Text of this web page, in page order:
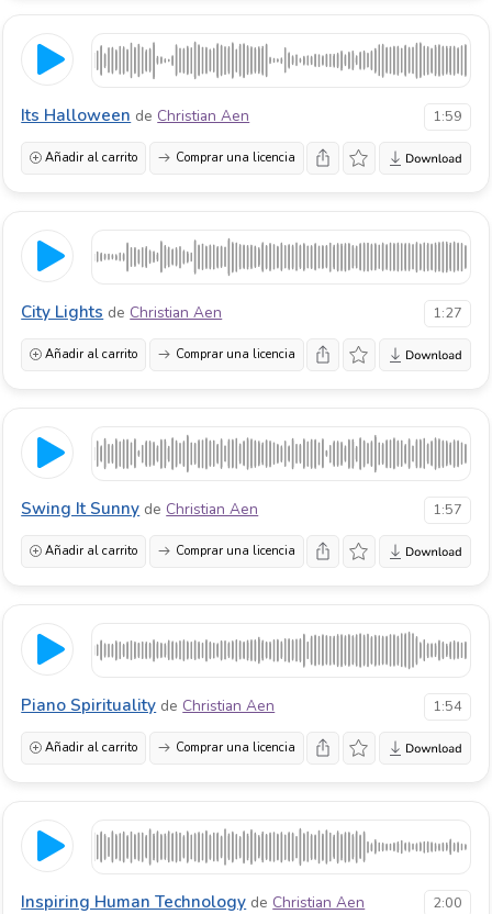
Its Halloween de Christian Aen 1:59
Añadir al carrito Comprar una licencia
City Lights de Christian Aen 1:27
Añadir al carrito Comprar una licencia
Swing It Sunny de Christian Aen 1:57
Añadir al carrito Comprar una licencia
Piano Spirituality de Christian Aen 1:54
Añadir al carrito Comprar una licencia
Inspiring Human Technology de Christian Aen 2:00